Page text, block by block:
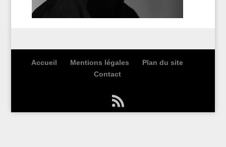
Accueil Mentions légales
Plan du site
Contact